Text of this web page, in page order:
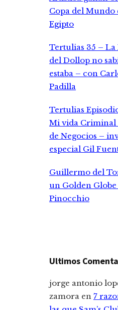
Copa del Mundo
Egipto
Tertulias 35 – La
del Dollop no
estaba – con
Padilla
Tertulias
Mi vida Criminal
de Negocios –
especial Gil
Guillermo del
un Golden
Pinocchio
Ultimos
jorge antonio
zamora en 7